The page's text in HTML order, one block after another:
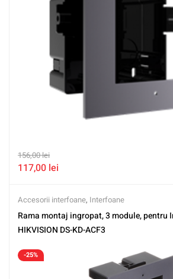
156,00lei
117,00 lei
Accesorii interfoane, Interfoane
Rama montaj ingropat, 3 module, pentru
HIKVISION DS-KD-ACF3
-25%